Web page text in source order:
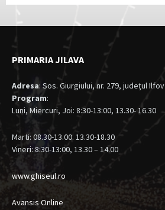
PRIMARIA JILAVA
Adresa: Sos. Giurgiului, nr. 279, judeţul Ilfov
Program:
Luni, Miercuri, Joi: 8:30-13:00, 13.30- 16.30
Marti: 08.30-13.00. 13.30-18.30
Vineri: 8:30-13:00, 13.30 – 14.00
www.ghiseul.ro
Avansis Online